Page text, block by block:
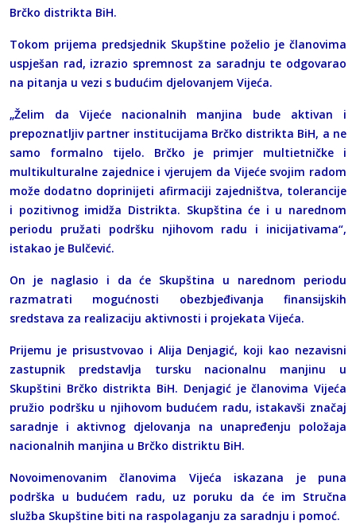
Brčko distrikta BiH.
Tokom prijema predsjednik Skupštine poželio je članovima
uspješan rad, izrazio spremnost za saradnju te odgovarao
na pitanja u vezi s budućim djelovanjem Vijeća.
„Želim da Vijeće nacionalnih manjina bude aktivan i
prepoznatljiv partner institucijama Brčko distrikta BiH, a ne
samo formalno tijelo. Brčko je primjer multietničke i
multikulturalne zajednice i vjerujem da Vijeće svojim radom
može dodatno doprinijeti afirmaciji zajedništva, tolerancije
i pozitivnog imidža Distrikta. Skupština će i u narednom
periodu pružati podršku njihovom radu i inicijativama“,
istakao je Bulčević.
On je naglasio i da će Skupština u narednom periodu
razmatrati mogućnosti obezbjeđivanja finansijskih
sredstava za realizaciju aktivnosti i projekata Vijeća.
Prijemu je prisustvovao i Alija Denjagić, koji kao nezavisni
zastupnik predstavlja tursku nacionalnu manjinu u
Skupštini Brčko distrikta BiH. Denjagić je članovima Vijeća
pružio podršku u njihovom budućem radu, istakavši značaj
saradnje i aktivnog djelovanja na unapređenju položaja
nacionalnih manjina u Brčko distriktu BiH.
Novoimenovanim članovima Vijeća iskazana je puna
podrška u budućem radu, uz poruku da će im Stručna
služba Skupštine biti na raspolaganju za saradnju i pomoć.